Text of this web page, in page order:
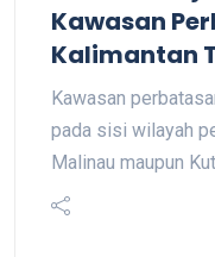
Kawasan
Kalimantan
Kawasan
pada sisi wilayah
Malinau maupun